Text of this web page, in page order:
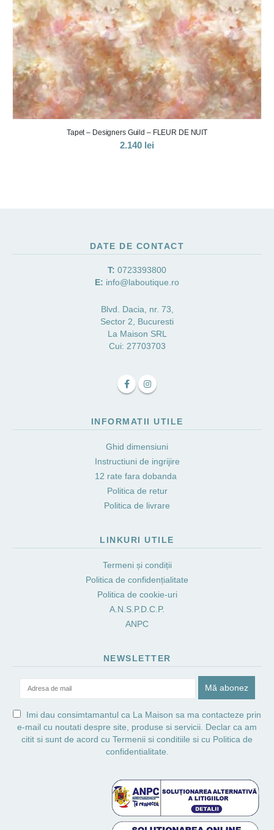
Tapet – Designers Guild – LE POEME DE FLEURS
2.140 lei
DATE DE CONTACT
T: 0723393800
E: info@laboutique.ro
Blvd. Dacia, nr. 73,
Sector 2, Bucuresti
La Maison SRL
Cui: 27703703
INFORMATII UTILE
Ghid dimensiuni
Instructiuni de ingrijire
12 rate fara dobanda
Politica de retur
Politica de livrare
LINKURI UTILE
Termeni și condiții
Politica de confidențialitate
Politica de cookie-uri
A.N.S.P.D.C.P.
ANPC
NEWSLETTER
Imi dau consimtamantul ca La Maison sa ma contacteze prin
e-mail cu noutati despre site, produse si servicii. Declar ca am
citit si sunt de acord cu Termenii si conditiile si cu Politica de
confidentialitate.